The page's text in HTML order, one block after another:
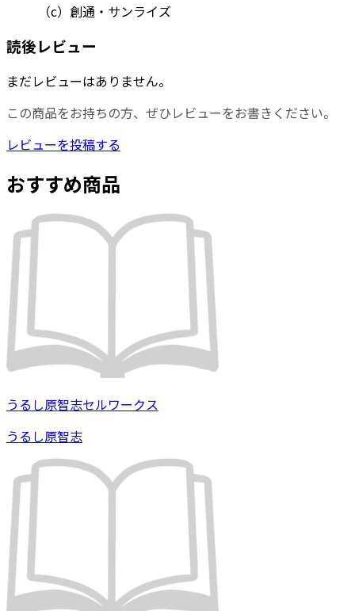
（c）創通・サンライズ
読後レビュー
まだレビューはありません。
この商品をお持ちの方、ぜひレビューをお書きください。
レビューを投稿する
おすすめ商品
うるし原智志セルワークス
うるし原智志